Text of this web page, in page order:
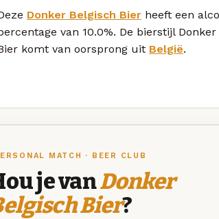
Donker Belgisch Bier heeft een
van 10.0%. De bierstijl Donker
komt van oorsprong uit België.
MATCH · BEER CLUB
je vanDonker
Bier?